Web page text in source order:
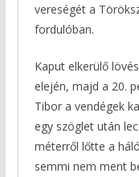
vereségét a
fordulóban.
Kaput elkerülő
elején, majd a 20.
Tibor a vendégek
egy szöglet után
méterről lőtte a
semmi nem ment